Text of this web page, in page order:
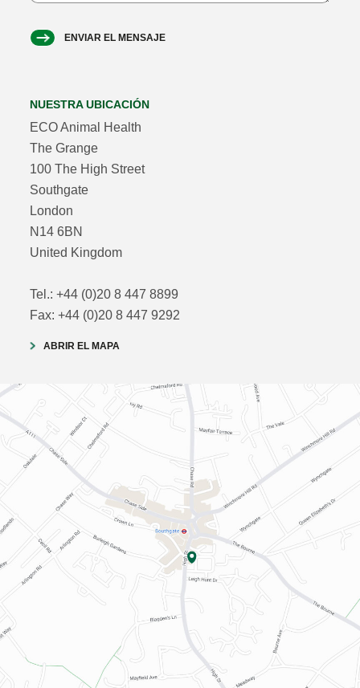
ENVIAR EL MENSAJE
NUESTRA UBICACIÓN
ECO Animal Health
The Grange
100 The High Street
Southgate
London
N14 6BN
United Kingdom
Tel.: +44 (0)20 8 447 8899
Fax: +44 (0)20 8 447 9292
ABRIR EL MAPA